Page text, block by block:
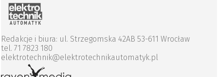
Redakcje i biura: ul. Strzegomska 42AB 53-611 Wrocław
tel. 71 7823 180
elektrotechnik@elektrotechnikautomatyk.pl